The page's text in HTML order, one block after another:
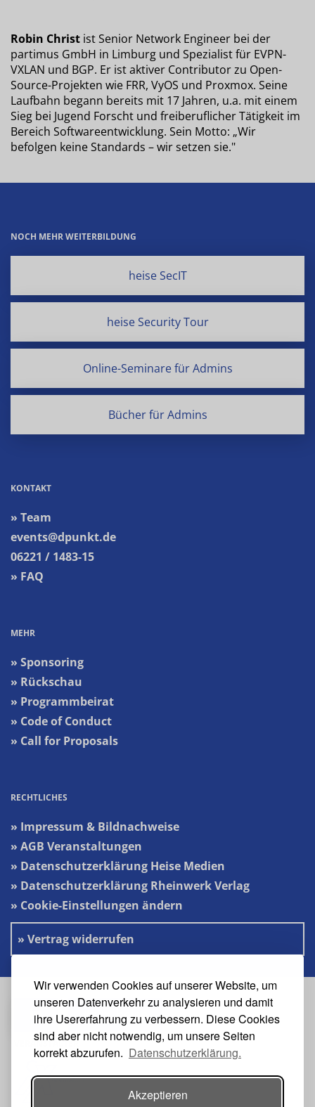
Wir verwenden Cookies auf unserer Website, um
unseren Datenverkehr zu analysieren und damit
ihre Usererfahrung zu verbessern. Diese Cookies
sind aber nicht notwendig, um unsere Seiten
korrekt abzurufen. Datenschutzerklärung.
Akzeptieren
Robin Christ ist Senior Network Engineer bei der
partimus GmbH in Limburg und Spezialist für EVPN-
VXLAN und BGP. Er ist aktiver Contributor zu Open-
Source-Projekten wie FRR, VyOS und Proxmox. Seine
Laufbahn begann bereits mit 17 Jahren, u.a. mit einem
Sieg bei Jugend Forscht und freiberuflicher Tätigkeit im
Bereich Softwareentwicklung. Sein Motto: „Wir
befolgen keine Standards – wir setzen sie."
NOCH MEHR WEITERBILDUNG
heise SecIT
heise Security Tour
Online-Seminare für Admins
Bücher für Admins
KONTAKT
» Team
events@dpunkt.de
06221 / 1483-15
» FAQ
MEHR
» Sponsoring
» Rückschau
» Programmbeirat
» Code of Conduct
» Call for Proposals
RECHTLICHES
» Impressum & Bildnachweise
» AGB Veranstaltungen
» Datenschutzerklärung Heise Medien
» Datenschutzerklärung Rheinwerk Verlag
» Cookie-Einstellungen ändern
» Vertrag widerrufen
#s2n-heise
VERANSTALTER